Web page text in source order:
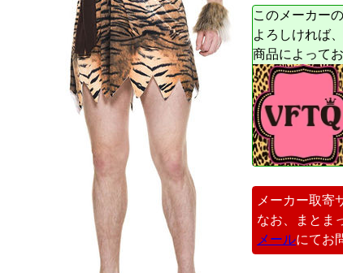
このメーカー
よろしければ
商品によって
メーカー取寄
なお、まとま
メールにてお